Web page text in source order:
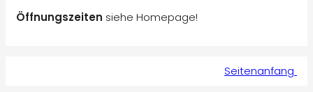
Öffnungszeiten siehe Homepage!
Seitenanfang